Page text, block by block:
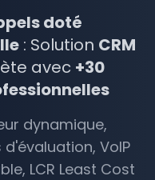
doté
: Solution CRM
avec +30
dynamique,
VoIP
LCR Least Cost